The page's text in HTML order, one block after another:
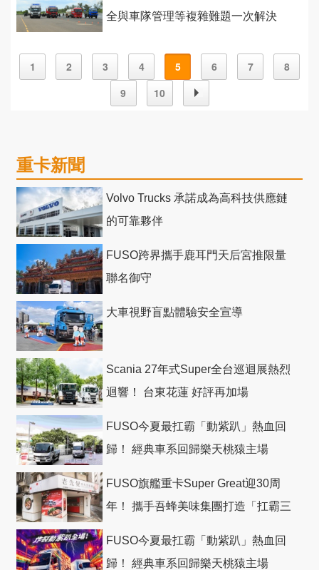
全與車隊管理等複雜難題一次解決
1 2 3 4 5 6 7
8
9
10
重卡新聞
Volvo Trucks 承諾成為高科技供應鏈
的可靠夥伴
FUSO跨界攜手鹿耳門天后宮推限量
聯名御守
大車視野盲點體驗安全宣導
Scania 27年式Super全台巡迴展熱烈
迴響！ 台東花蓮 好評再加場
FUSO今夏最扛霸「動紫趴」熱血回
歸！ 經典車系回歸樂天桃猿主場
FUSO旗艦重卡Super Great迎30周
年！ 攜手吾蜂美味集團打造「扛霸三
FUSO今夏最扛霸「動紫趴」熱血回
歸！ 經典車系回歸樂天桃猿主場